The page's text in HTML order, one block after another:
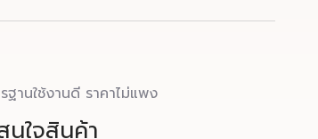
านใช้งานดี ราคาไม่แพง
นใจสินค้า